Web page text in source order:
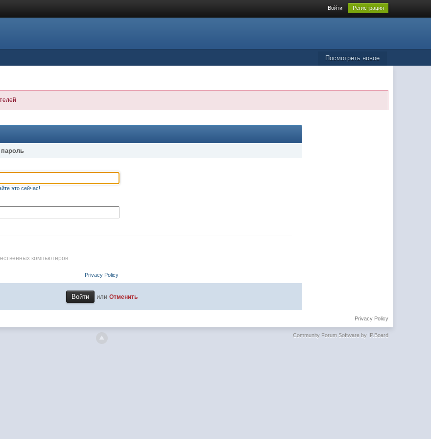
Войти Регистрация
Посмотреть новое
это сейчас!
компьютеров.
Privacy Policy
или Отменить
Privacy Policy
Community Forum Software by IP.Board